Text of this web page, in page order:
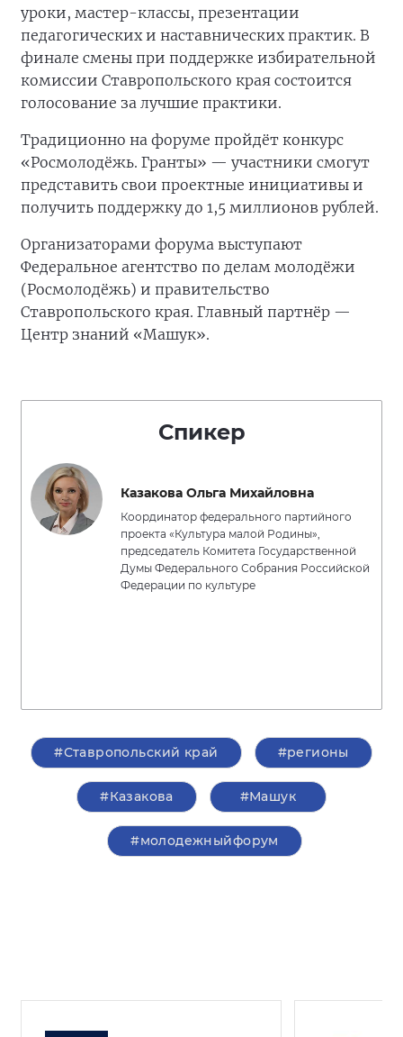
уроки, мастер-классы, презентации
педагогических и наставнических практик. В
финале смены при поддержке избирательной
комиссии Ставропольского края состоится
голосование за лучшие практики.
Традиционно на форуме пройдёт конкурс
«Росмолодёжь. Гранты» — участники смогут
представить свои проектные инициативы и
получить поддержку до 1,5 миллионов рублей.
Организаторами форума выступают
Федеральное агентство по делам молодёжи
(Росмолодёжь) и правительство
Ставропольского края. Главный партнёр —
Центр знаний «Машук».
Спикер
Казакова Ольга Михайловна
Координатор федерального партийного
проекта «Культура малой Родины»,
председатель Комитета Государственной
Думы Федерального Собрания Российской
Федерации по культуре
#Ставропольский край #регионы
#Казакова #Машук
#молодежныйфорум